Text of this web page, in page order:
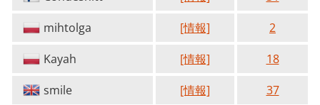
mihtolga
[情報]
2
Kayah
[情報]
18
smile
[情報]
37